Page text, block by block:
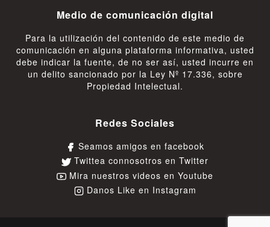
Medio de comunicación digital
Para la utilización del contenido de este medio de
comunicación en alguna plataforma informativa, usted
debe indicar la fuente, de no ser así, usted incurre en
un delito sancionado por la Ley Nº 17.336, sobre
Propiedad Intelectual.
Redes Sociales
Seamos amigos en facebook
Twittea connosotros en Twitter
Mira nuestros videos en Youtube
Danos Like en Instagram